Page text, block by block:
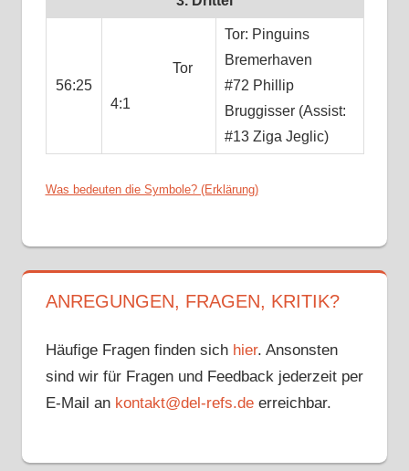
56:25
Tor
4:1
Tor: Pinguins
Bremerhaven
#72 Phillip
Bruggisser (Assist:
#13 Ziga Jeglic)
Was bedeuten die Symbole? (Erklärung)
INGOLSTADT
MERTEN
NACHBERICHT
ANREGUNGEN, FRAGEN, KRITIK?
Häufige Fragen finden sich hier. Ansonsten
sind wir für Fragen und Feedback jederzeit per
E-Mail an kontakt@del-refs.deerreichbar.